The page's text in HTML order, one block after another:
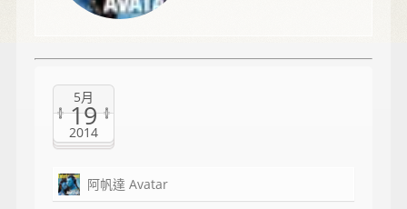
5月
19
2014
阿帆達 Avatar